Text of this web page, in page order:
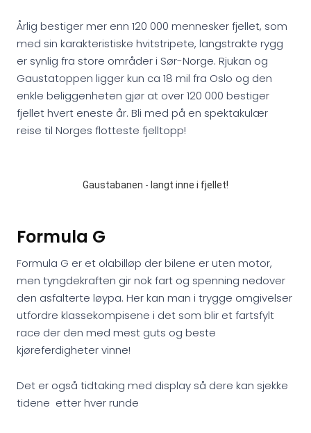
Årlig bestiger mer enn 120 000 mennesker fjellet, som
med sin karakteristiske hvitstripete, langstrakte rygg
er synlig fra store områder i Sør-Norge. Rjukan og
Gaustatoppen ligger kun ca 18 mil fra Oslo og den
enkle beliggenheten gjør at over 120 000 bestiger
fjellet hvert eneste år. Bli med på en spektakulær
reise til Norges flotteste fjelltopp!
Gaustabanen - langt inne i fjellet!
Formula G
Formula G er et olabilløp der bilene er uten motor,
men tyngdekraften gir nok fart og spenning nedover
den asfalterte løypa. Her kan man i trygge omgivelser
utfordre klassekompisene i det som blir et fartsfylt
race der den med mest guts og beste
kjøreferdigheter vinne!
Det er også tidtaking med display så dere kan sjekke
tidene etter hver runde